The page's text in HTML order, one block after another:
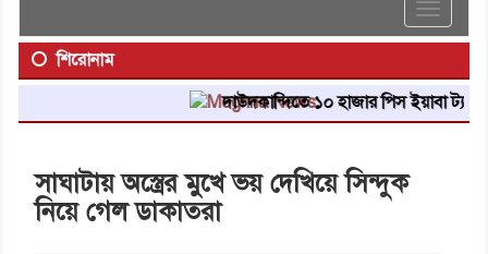
Toggle
শিরোনাম
দাউদকান্দিতে ১০ হাজার পিস ইয়াবা ট্যাবলেট
সাঘাটায় অস্ত্রের মুখে ভয় দেখিয়ে সিন্দুক
নিয়ে গেল ডাকাতরা